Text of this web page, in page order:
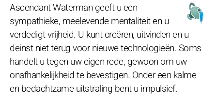
Ascendant Waterman geeft u een
sympathieke, meelevende mentaliteit en u
verdedigt vrijheid. U kunt creëren, uitvinden en u
deinst niet terug voor nieuwe technologieën. Soms
handelt u tegen uw eigen rede, gewoon om uw
onafhankelijkheid te bevestigen. Onder een kalme
en bedachtzame uitstraling bent u impulsief.